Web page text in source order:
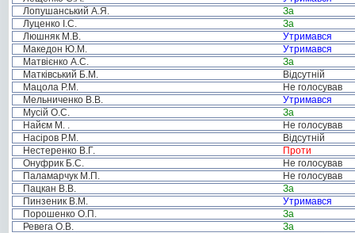
Лопушанський А.Я.
За
Луценко І.С.
За
Люшняк М.В.
Утримався
Македон Ю.М.
Утримався
Матвієнко А.С.
За
Матківський Б.М.
Відсутній
Мацола Р.М.
Не голосував
Мельниченко В.В.
Утримався
Мусій О.С.
За
Найєм М. .
Не голосував
Насіров Р.М.
Відсутній
Нестеренко В.Г.
Проти
Онуфрик Б.С.
Не голосував
Паламарчук М.П.
Не голосував
Пацкан В.В.
За
Пинзеник В.М.
Утримався
Порошенко О.П.
За
Ревега О.В.
За